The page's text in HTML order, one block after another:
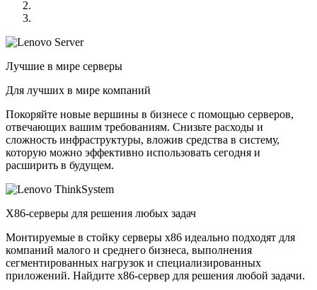
Лучшие в мире серверы
Для лучших в мире компаний
Покоряйте новые вершины в бизнесе с помощью серверов,
отвечающих вашим требованиям. Снизьте расходы и
сложность инфраструктуры, вложив средства в систему,
которую можно эффективно использовать сегодня и
расширить в будущем.
X86-серверы для решения любых задач
Монтируемые в стойку серверы x86 идеально подходят для
компаний малого и среднего бизнеса, выполнения
сегментированных нагрузок и специализированных
приложений. Найдите x86-сервер для решения любой задачи.